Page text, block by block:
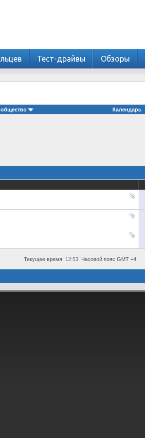
Тест-драйвы Обзоры
Календарь
Текущее время: 12:53 . Часовой пояс GMT +4.